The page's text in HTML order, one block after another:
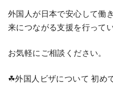
外国人が日本で安心して働
来につながる支援を行ってい
お気軽にご相談ください。
☘外国人ビザについて 初め